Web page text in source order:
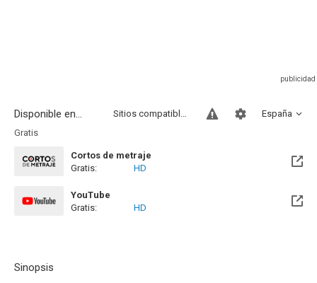
Disponible en... España
Sitios compatibles
Gratis
Cortos de metraje
Gratis:
HD
YouTube
Gratis:
HD
Sinopsis